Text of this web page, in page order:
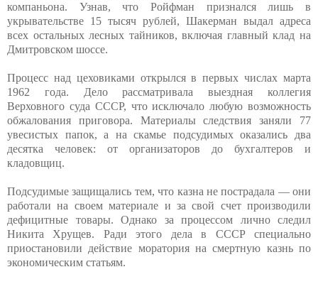
компаньона. Узнав, что Ройфман признался лишь в
укрывательстве 15 тысяч рублей, Шакерман выдал адреса
всех остальных лесных тайников, включая главный клад на
Дмитровском шоссе.
Процесс над цеховиками открылся в первых числах марта
1962 года. Дело рассматривала выездная коллегия
Верховного суда СССР, что исключало любую возможность
обжалования приговора. Материалы следствия заняли 77
увесистых папок, а на скамье подсудимых оказались два
десятка человек: от организаторов до бухгалтеров и
кладовщиц.
Подсудимые защищались тем, что казна не пострадала — они
работали на своем материале и за свой счет производили
дефицитные товары. Однако за процессом лично следил
Никита Хрущев. Ради этого дела в СССР специально
приостановили действие моратория на смертную казнь по
экономическим статьям.